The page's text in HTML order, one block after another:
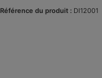
Référence du produit : DI12001